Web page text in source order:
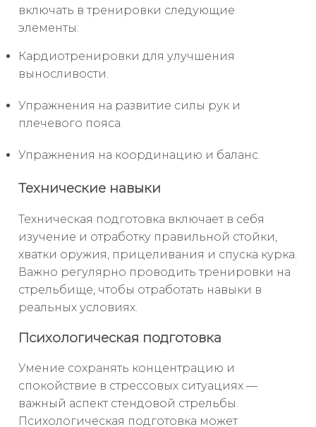
включать в тренировки следующие
элементы:
Кардиотренировки для улучшения
выносливости.
Упражнения на развитие силы рук и
плечевого пояса.
Упражнения на координацию и баланс.
Технические навыки
Техническая подготовка включает в себя
изучение и отработку правильной стойки,
хватки оружия, прицеливания и спуска курка.
Важно регулярно проводить тренировки на
стрельбище, чтобы отработать навыки в
реальных условиях.
Психологическая подготовка
Умение сохранять концентрацию и
спокойствие в стрессовых ситуациях —
важный аспект стендовой стрельбы.
Психологическая подготовка может